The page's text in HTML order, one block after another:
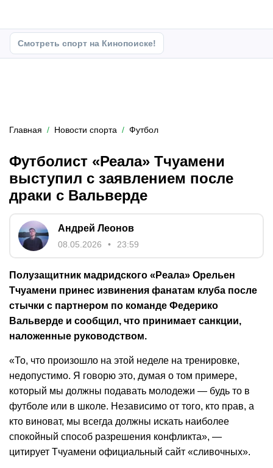
Смотреть спорт на Кинопоиске!
Главная Новости спорта Футбол
Футболист «Реала» Тчуамени
выступил с заявлением после
драки с Вальверде
Андрей Леонов
08.05.2026 23:59
Полузащитник мадридского «Реала» Орельен
Тчуамени принес извинения фанатам клуба после
стычки с партнером по команде Федерико
Вальверде и сообщил, что принимает санкции,
наложенные руководством.
«То, что произошло на этой неделе на тренировке,
недопустимо. Я говорю это, думая о том примере,
который мы должны подавать молодежи — будь то в
футболе или в школе. Независимо от того, кто прав, а
кто виноват, мы всегда должны искать наиболее
спокойный способ разрешения конфликта», —
цитирует Тчуамени официальный сайт «сливочных».